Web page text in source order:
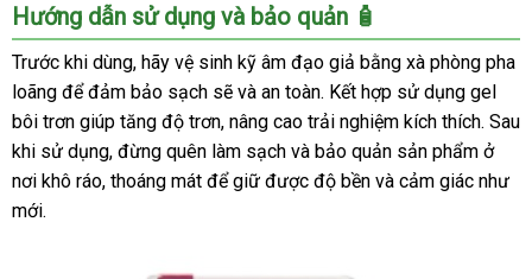
đạo
giả
Fleshlight
Teagan
Presley
chân
thật,
kích
Hướng dẫn sử dụng và bảo quản 🧴
Trước khi dùng, hãy vệ sinh kỹ âm đạo giả bằng xà phòng pha
loãng để đảm bảo sạch sẽ và an toàn. Kết hợp sử dụng gel
bôi trơn giúp tăng độ trơn, nâng cao trải nghiệm kích thích. Sau
khi sử dụng, đừng quên làm sạch và bảo quản sản phẩm ở
nơi khô ráo, thoáng mát để giữ được độ bền và cảm giác như
mới.